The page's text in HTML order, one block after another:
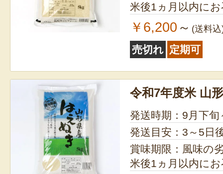
米後1ヵ月以内に
￥6,200 ～ (送料
売切れ 定期可
令和7年度米 山
発送時期：9月下旬
発送目安：3～5日
賞味期限：風味の
米後1ヵ月以内に